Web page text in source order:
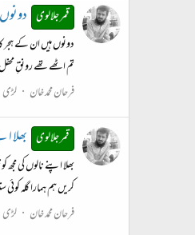
قمر جلالوی
دونوں ہیں ان کے ہجر
تم اٹھے تھے رونقِ
فرحان محمد خان
لڑی
قمر جلالوی بھلا
بھلا اپنے نالوں کی
کریں ہم ہمارا گلہ کوئی
فرحان محمد خان
لڑی